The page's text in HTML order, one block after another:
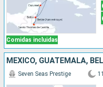
Comidas incluidas
Seven Seas Prestige